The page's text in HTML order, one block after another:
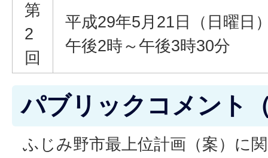
第
2
回
平成29年5月21日（日曜日
午後2時～午後3時30分
パブリックコメント
ふじみ野市最上位計画（案）に